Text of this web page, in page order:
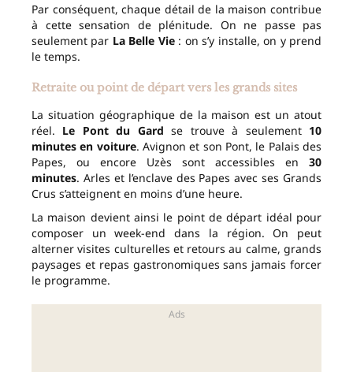
Par conséquent, chaque détail de la maison contribue
à cette sensation de plénitude. On ne passe pas
seulement par La Belle Vie: on s’y installe, on y prend
le temps.
Retraite ou point de départ vers les grands sites
La situation géographique de la maison est un atout
réel. Le Pont du Gard se trouve à seulement 10
minutes en voiture. Avignon et son Pont, le Palais des
Papes, ou encore Uzès sont accessibles en 30
minutes. Arles et l’enclave des Papes avec ses Grands
Crus s’atteignent en moins d’une heure.
La maison devient ainsi le point de départ idéal pour
composer un week-end dans la région. On peut
alterner visites culturelles et retours au calme, grands
paysages et repas gastronomiques sans jamais forcer
le programme.